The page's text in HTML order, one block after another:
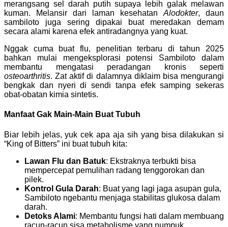
merangsang sel darah putih supaya lebih galak melawan
kuman. Melansir dari laman kesehatan Alodokter, daun
sambiloto juga sering dipakai buat meredakan demam
secara alami karena efek antiradangnya yang kuat.
Nggak cuma buat flu, penelitian terbaru di tahun 2025
bahkan mulai mengeksplorasi potensi Sambiloto dalam
membantu mengatasi peradangan kronis seperti
osteoarthritis. Zat aktif di dalamnya diklaim bisa mengurangi
bengkak dan nyeri di sendi tanpa efek samping sekeras
obat-obatan kimia sintetis.
Manfaat Gak Main-Main Buat Tubuh
Biar lebih jelas, yuk cek apa aja sih yang bisa dilakukan si
“King of Bitters” ini buat tubuh kita:
Lawan Flu dan Batuk: Ekstraknya terbukti bisa
mempercepat pemulihan radang tenggorokan dan
pilek.
Kontrol Gula Darah: Buat yang lagi jaga asupan gula,
Sambiloto ngebantu menjaga stabilitas glukosa dalam
darah.
Detoks Alami: Membantu fungsi hati dalam membuang
racun-racun sisa metabolisme yang numpuk.